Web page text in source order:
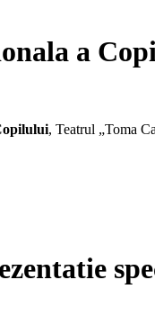
a
, Teatrul „Toma